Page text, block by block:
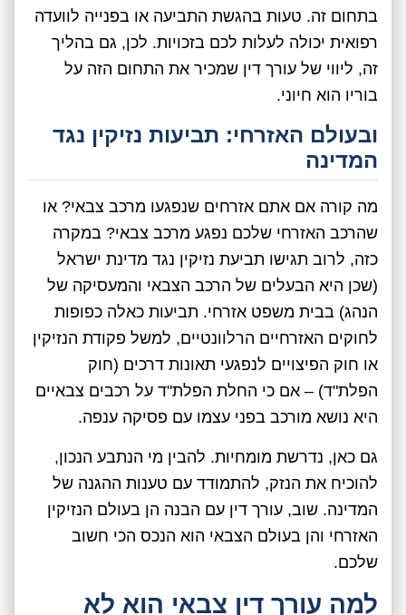
בתחום זה. טעות בהגשת התביעה או בפנייה לוועדה
רפואית יכולה לעלות לכם בזכויות. לכן, גם בהליך
זה, ליווי של עורך דין שמכיר את התחום הזה על
בוריו הוא חיוני.
ובעולם האזרחי: תביעות נזיקין נגד
המדינה
מה קורה אם אתם אזרחים שנפגעו מרכב צבאי? או
שהרכב האזרחי שלכם נפגע מרכב צבאי? במקרה
כזה, לרוב תגישו תביעת נזיקין נגד מדינת ישראל
(שכן היא הבעלים של הרכב הצבאי והמעסיקה של
הנהג) בבית משפט אזרחי. תביעות כאלה כפופות
לחוקים האזרחיים הרלוונטיים, למשל פקודת הנזיקין
או חוק הפיצויים לנפגעי תאונות דרכים (חוק
הפלת"ד) – אם כי החלת הפלת"ד על רכבים צבאיים
היא נושא מורכב בפני עצמו עם פסיקה ענפה.
גם כאן, נדרשת מומחיות. להבין מי הנתבע הנכון,
להוכיח את הנזק, להתמודד עם טענות ההגנה של
המדינה. שוב, עורך דין עם הבנה הן בעולם הנזיקין
האזרחי והן בעולם הצבאי הוא הנכס הכי חשוב
שלכם.
למה עורך דין צבאי הוא לא